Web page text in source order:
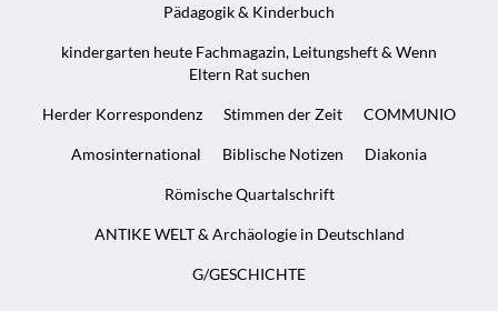
Pädagogik & Kinderbuch
kindergarten heute Fachmagazin, Leitungsheft & Wenn
Eltern Rat suchen
Herder Korrespondenz Stimmen der Zeit COMMUNIO
Amosinternational Biblische Notizen Diakonia
Römische Quartalschrift
ANTIKE WELT & Archäologie in Deutschland
G/GESCHICHTE